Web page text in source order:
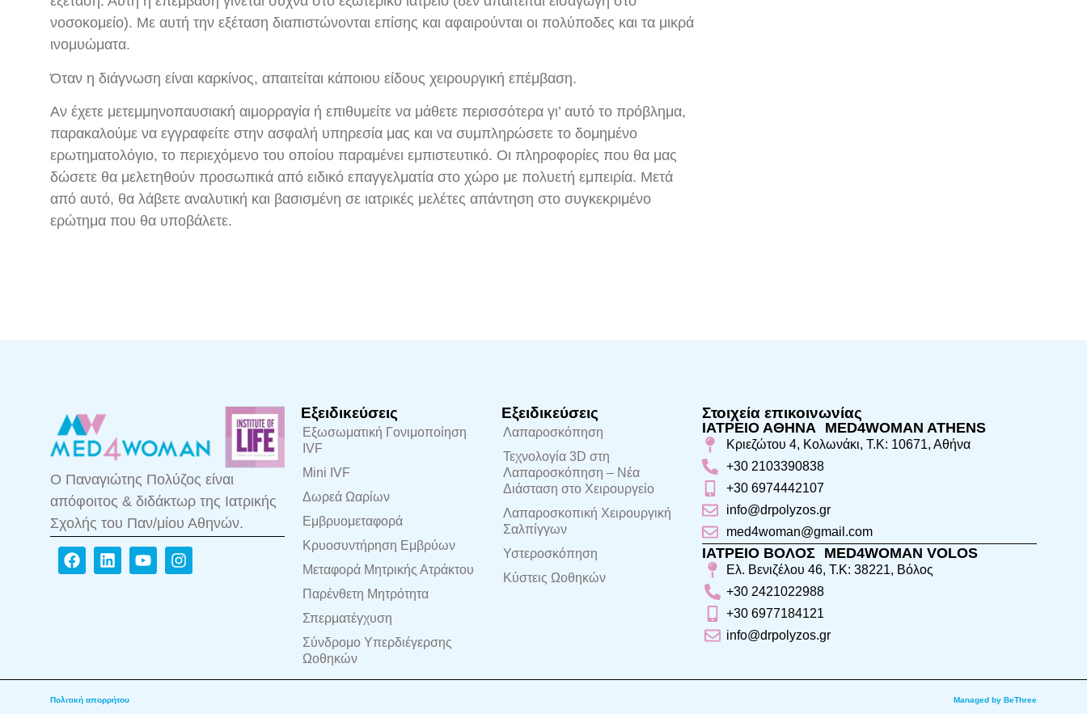
νοσοκομείο). Με αυτή την εξέταση διαπιστώνονται επίσης και αφαιρούνται οι πολύποδες και τα μικρά
ινομυώματα.
Όταν η διάγνωση είναι καρκίνος, απαιτείται κάποιου είδους χειρουργική επέμβαση.
Αν έχετε μετεμμηνοπαυσιακή αιμορραγία ή επιθυμείτε να μάθετε περισσότερα γι’ αυτό το πρόβλημα,
παρακαλούμε να εγγραφείτε στην ασφαλή υπηρεσία μας και να συμπληρώσετε το δομημένο
ερωτηματολόγιο, το περιεχόμενο του οποίου παραμένει εμπιστευτικό. Οι πληροφορίες που θα μας
δώσετε θα μελετηθούν προσωπικά από ειδικό επαγγελματία στο χώρο με πολυετή εμπειρία. Μετά
από αυτό, θα λάβετε αναλυτική και βασισμένη σε ιατρικές μελέτες απάντηση στο συγκεκριμένο
ερώτημα που θα υποβάλετε.
Ο Παναγιώτης Πολύζος είναι
απόφοιτος & διδάκτωρ της Ιατρικής
Σχολής του Παν/μίου Αθηνών.
Εξειδικεύσεις
Εξωσωματική Γονιμοποίηση
IVF
Mini IVF
Δωρεά Ωαρίων
Εμβρυομεταφορά
Κρυοσυντήρηση Εμβρύων
Μεταφορά Μητρικής Ατράκτου
Παρένθετη Μητρότητα
Σπερματέγχυση
Σύνδρομο Υπερδιέγερσης
Ωοθηκών
Εξειδικεύσεις
Λαπαροσκόπηση
Τεχνολογία 3D στη
Λαπαροσκόπηση – Νέα
Διάσταση στο Χειρουργείο
Λαπαροσκοπική Χειρουργική
Σαλπίγγων
Υστεροσκόπηση
Κύστεις Ωοθηκών
Στοιχεία επικοινωνίας
ΙΑΤΡΕΙΟ ΑΘΗΝΑ MED4WOMAN ATHENS
Κριεζώτου 4, Κολωνάκι, Τ.Κ: 10671, Αθήνα
+30 2103390838
+30 6974442107
info@drpolyzos.gr
med4woman@gmail.com
ΙΑΤΡΕΙΟ ΒΟΛΟΣ MED4WOMAN VOLOS
Ελ. Βενιζέλου 46, Τ.Κ: 38221, Βόλος
+30 2421022988
+30 6977184121
info@drpolyzos.gr
Πολιτική απορρήτου Managed by BeThree